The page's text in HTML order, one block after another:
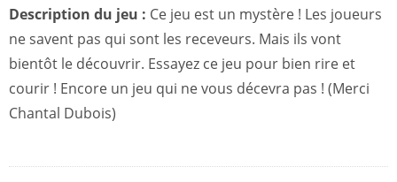
Description du jeu : Ce jeu est un mystère ! Les joueurs
ne savent pas qui sont les receveurs. Mais ils vont
bientôt le découvrir. Essayez ce jeu pour bien rire et
courir ! Encore un jeu qui ne vous décevra pas ! (Merci
Chantal Dubois)